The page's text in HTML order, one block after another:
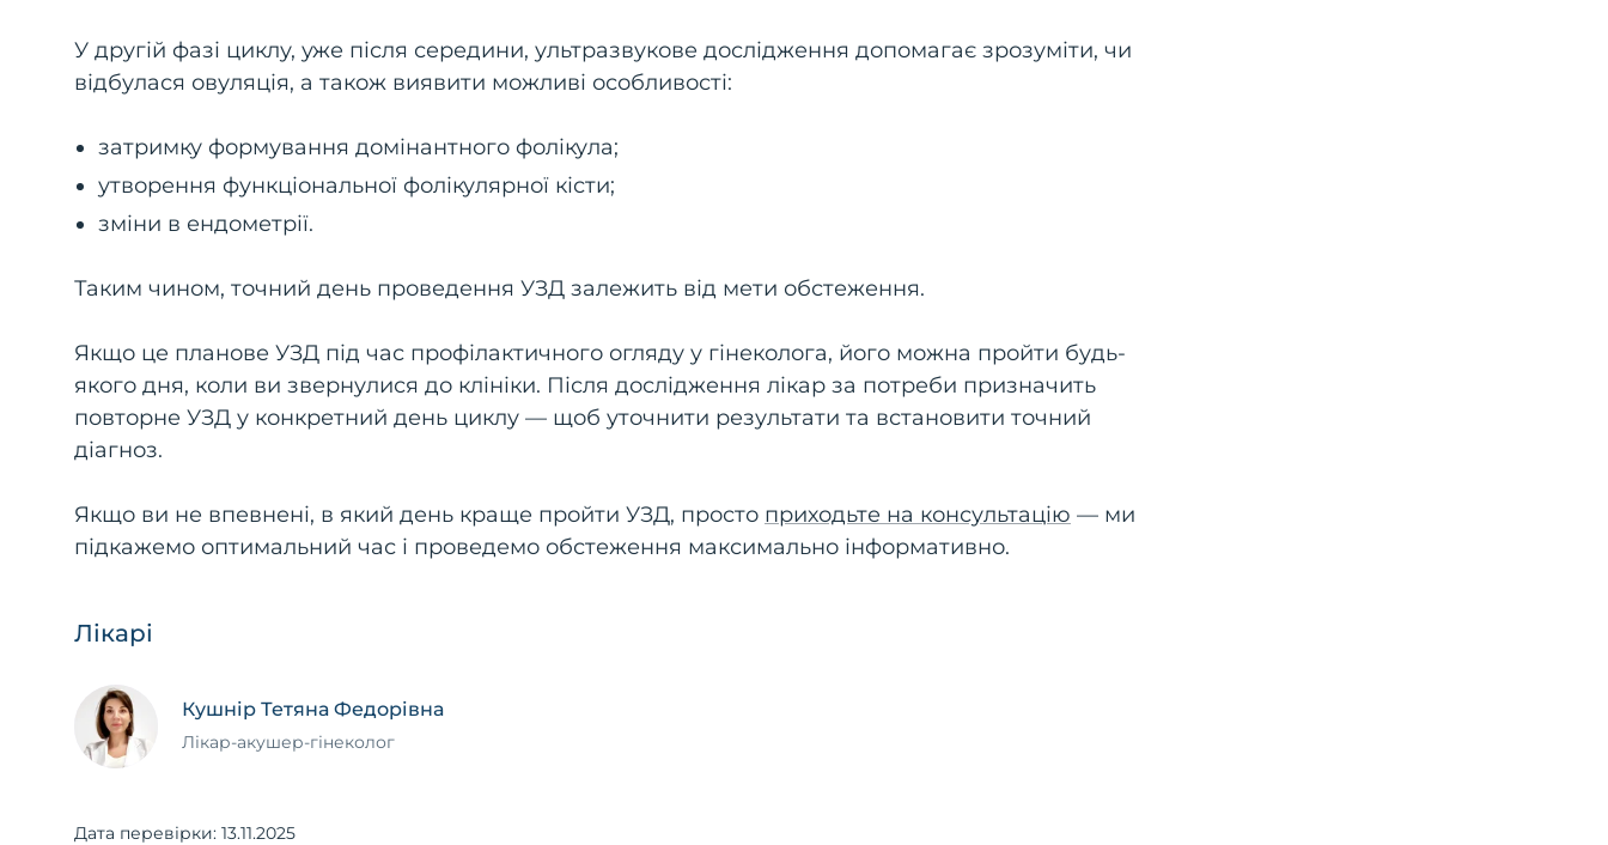
У другій фазі циклу, уже після середини, ультразвукове дослідження допомагає зрозуміти, чи
відбулася овуляція, а також виявити можливі особливості:
затримку формування домінантного фолікула;
утворення функціональної фолікулярної кісти;
зміни в ендометрії.
Таким чином, точний день проведення УЗД залежить від мети обстеження.
Якщо це планове УЗД під час профілактичного огляду у гінеколога, його можна пройти будь-
якого дня, коли ви звернулися до клініки. Після дослідження лікар за потреби призначить
повторне УЗД у конкретний день циклу — щоб уточнити результати та встановити точний
діагноз.
Якщо ви не впевнені, в який день краще пройти УЗД, просто приходьте на консультацію — ми
підкажемо оптимальний час і проведемо обстеження максимально інформативно.
Лікарі
Кушнір Тетяна Федорівна
Лікар-акушер-гінеколог
Дата перевірки: 13.11.2025